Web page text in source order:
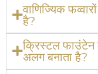
वाणिज्यिक
है?
क्रिस्टल फाउंटेन
अलग बनाता है?